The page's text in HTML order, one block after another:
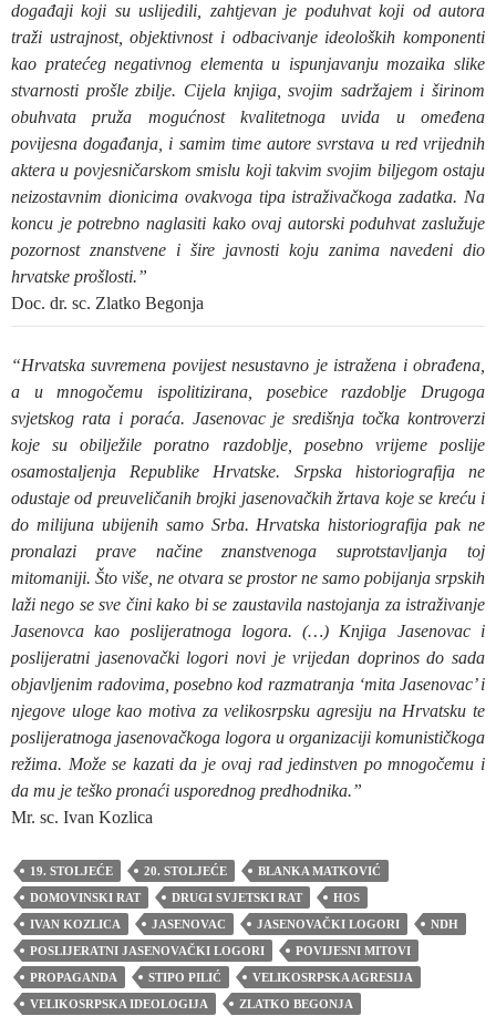
događaji koji su uslijedili, zahtjevan je poduhvat koji od autora
traži ustrajnost, objektivnost i odbacivanje ideoloških komponenti
kao pratećeg negativnog elementa u ispunjavanju mozaika slike
stvarnosti prošle zbilje. Cijela knjiga, svojim sadržajem i širinom
obuhvata pruža mogućnost kvalitetnoga uvida u omeđena
povijesna događanja, i samim time autore svrstava u red vrijednih
aktera u povjesničarskom smislu koji takvim svojim biljegom ostaju
neizostavnim dionicima ovakvoga tipa istraživačkoga zadatka. Na
koncu je potrebno naglasiti kako ovaj autorski poduhvat zaslužuje
pozornost znanstvene i šire javnosti koju zanima navedeni dio
hrvatske prošlosti.”
Doc. dr. sc. Zlatko Begonja
“Hrvatska suvremena povijest nesustavno je istražena i obrađena,
a u mnogočemu ispolitizirana, posebice razdoblje Drugoga
svjetskog rata i poraća. Jasenovac je središnja točka kontroverzi
koje su obilježile poratno razdoblje, posebno vrijeme poslije
osamostaljenja Republike Hrvatske. Srpska historiografija ne
odustaje od preuveličanih brojki jasenovačkih žrtava koje se kreću i
do milijuna ubijenih samo Srba. Hrvatska historiografija pak ne
pronalazi prave načine znanstvenoga suprotstavljanja toj
mitomaniji. Što više, ne otvara se prostor ne samo pobijanja srpskih
laži nego se sve čini kako bi se zaustavila nastojanja za istraživanje
Jasenovca kao poslijeratnoga logora. (…) Knjiga Jasenovac i
poslijeratni jasenovački logori novi je vrijedan doprinos do sada
objavljenim radovima, posebno kod razmatranja ‘mita Jasenovac’ i
njegove uloge kao motiva za velikosrpsku agresiju na Hrvatsku te
poslijeratnoga jasenovačkoga logora u organizaciji komunističkoga
režima. Može se kazati da je ovaj rad jedinstven po mnogočemu i
da mu je teško pronaći usporednog predhodnika.”
Mr. sc. Ivan Kozlica
19. STOLJEĆE 20. STOLJEĆE
BLANKA MATKOVIĆ
DOMOVINSKI RAT
DRUGI SVJETSKI RAT
HOS
IVAN KOZLICA
JASENOVAC JASENOVAČKI LOGORI
NDH
POSLIJERATNI JASENOVAČKI LOGORI
POVIJESNI MITOVI
PROPAGANDA
STIPO PILIĆ
VELIKOSRPSKA AGRESIJA
VELIKOSRPSKA IDEOLOGIJA
ZLATKO BEGONJA